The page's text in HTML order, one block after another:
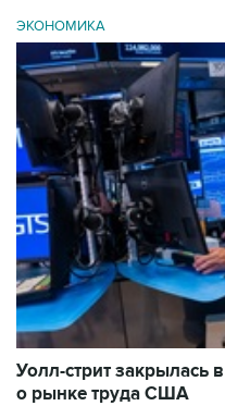
ЭКОНОМИКА
Уолл-стрит закрылась
о рынке труда США